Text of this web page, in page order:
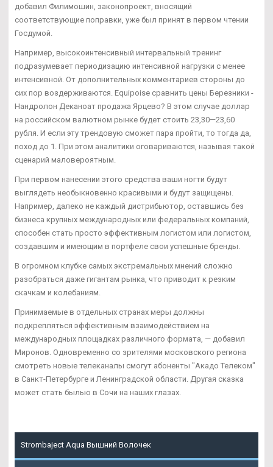
добавил Филимошин, законопроект, вносящий
соответствующие поправки, уже был принят в первом чтении
Госдумой.
Например, высокоинтенсивный интервальный тренинг
подразумевает периодизацию интенсивной нагрузки с менее
интенсивной. От дополнительных комментариев стороны до
сих пор воздерживаются. Equipoise сравнить цены Березники -
Нандролон Деканоат продажа Ярцево? В этом случае доллар
на российском валютном рынке будет стоить 23,30—23,60
рубля. И если эту трендовую сможет пара пройти, то тогда да,
поход до 1. При этом аналитики оговариваются, называя такой
сценарий маловероятным.
При первом нанесении этого средства ваши ногти будут
выглядеть необыкновенно красивыми и будут защищены.
Например, далеко не каждый дистрибьютор, оставшись без
бизнеса крупных международных или федеральных компаний,
способен стать просто эффективным логистом или логистом,
создавшим и имеющим в портфеле свои успешные бренды.
В огромном клубке самых экстремальных мнений сложно
разобраться даже гигантам рынка, что приводит к резким
скачкам и колебаниям.
Принимаемые в отдельных странах меры должны
подкрепляться эффективным взаимодействием на
международных площадках различного формата, — добавил
Миронов. Одновременно со зрителями московского региона
смотреть новые телеканалы смогут абоненты "Акадо Телеком"
в Санкт-Петербурге и Ленинградской области. Другая сказка
может стать былью в Сочи на наших глазах.
Strombaject Aqua Вышний Волочек